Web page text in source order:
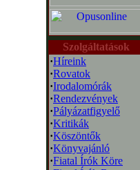
Szolgáltatások
·Híreink
·Rovatok
·Irodalomórák
·Rendezvények
·Pályázatfigyelő
·Kritikák
·Köszöntők
·Könyvajánló
·Fiatal Írók Köre